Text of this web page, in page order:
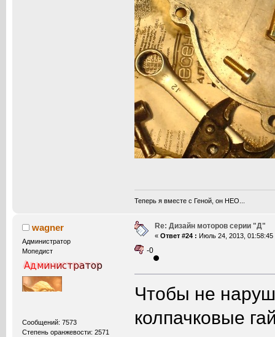
Теперь я вместе с Геной, он НЕО...
wagner
Администратор
Мопедист
Сообщений: 7573
Степень оранжевости: 2571
Re: Дизайн моторов серии "Д"
« Ответ #24 : Июль 24, 2013, 01:58:45
-0
Чтобы не
колпачковые